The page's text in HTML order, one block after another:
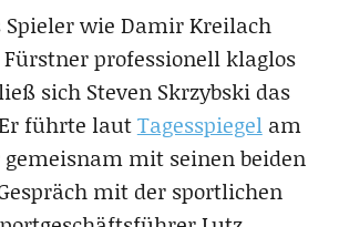
Spieler wie Damir Kreilach
professionell klaglos
sich Steven Skrzybski das
führte lautTagesspiegelam
gemeisnam mit seinen beiden
mit der sportlichen